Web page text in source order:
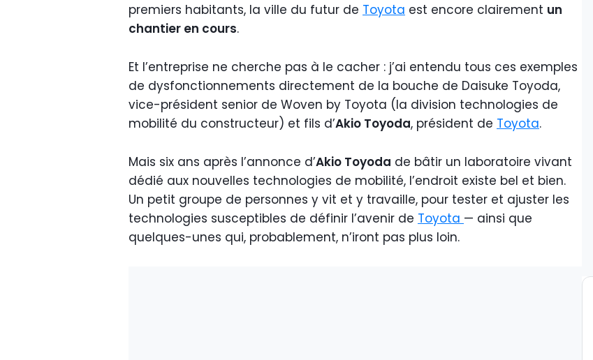
premiers habitants, la ville du futur de Toyota est encore clairement un
chantier en cours.
Et l’entreprise ne cherche pas à le cacher : j’ai entendu tous ces exemples
de dysfonctionnements directement de la bouche de Daisuke Toyoda,
vice-président senior de Woven by Toyota (la division technologies de
mobilité du constructeur) et fils d’Akio Toyoda, président de Toyota.
Mais six ans après l’annonce d’Akio Toyoda de bâtir un laboratoire vivant
dédié aux nouvelles technologies de mobilité, l’endroit existe bel et bien.
Un petit groupe de personnes y vit et y travaille, pour tester et ajuster les
technologies susceptibles de définir l’avenir de Toyota — ainsi que
quelques-unes qui, probablement, n’iront pas plus loin.